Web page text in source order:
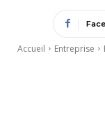
Accueil Entreprise